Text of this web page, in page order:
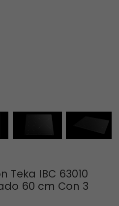
Teka IBC 63010
60 cm Con 3